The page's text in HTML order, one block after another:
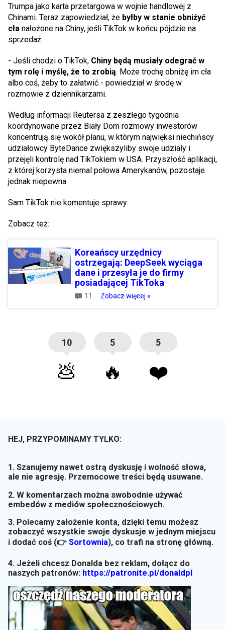
Trumpa jako karta przetargowa w wojnie handlowej z
Chinami. Teraz zapowiedział, że byłby w stanie obniżyć
cła nałożone na Chiny, jeśli TikTok w końcu pójdzie na
sprzedaż.
- Jeśli chodzi o TikTok, Chiny będą musiały odegrać w
tym rolę i myślę, że to zrobią. Może trochę obniżę im cła
albo coś, żeby to załatwić - powiedział w środę w
rozmowie z dziennikarzami.
Według informacji Reutersa z zeszłego tygodnia
koordynowane przez Biały Dom rozmowy inwestorów
koncentrują się wokół planu, w którym najwięksi niechińscy
udziałowcy ByteDance zwiększyliby swoje udziały i
przejęli kontrolę nad TikTokiem w USA. Przyszłość aplikacji,
z której korzysta niemal połowa Amerykanów, pozostaje
jednak niepewna.
Sam TikTok nie komentuje sprawy.
Zobacz też:
Koreańscy urzędnicy
ostrzegają: DeepSeek wyciąga
dane i przesyła je do firmy
posiadającej TikToka
11 Zobacz więcej »
10
💩
5
🔥
5
❤️
HEJ, PRZYPOMINAMY TYLKO:
1. Szanujemy nawet ostrą dyskusję i wolność słowa,
ale nie agresję. Przemocowe treści będą usuwane.
2. W komentarzach można swobodnie używać
embedów z mediów społecznościowych.
3. Polecamy założenie konta, dzięki temu możesz
zobaczyć wszystkie swoje dyskusje w jednym miejscu
i dodać coś (👉 Sortownia), co trafi na stronę główną.
4. Jeżeli chcesz Donalda bez reklam, dołącz do
naszych patronów: https://patronite.pl/donaldpl